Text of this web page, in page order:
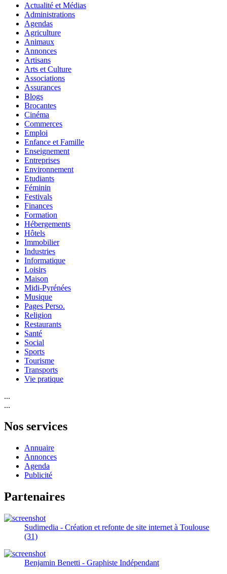
Actualité et Médias
Administrations
Agendas
Agriculture
Animaux
Annonces
Artisans
Arts et Culture
Associations
Assurances
Blogs
Brocantes
Cinéma
Commerces
Emploi
Enfance et Famille
Enseignement
Entreprises
Environnement
Etudiants
Féminin
Festivals
Finances
Formation
Hébergements
Hôtels
Immobilier
Industries
Informatique
Loisirs
Maison
Midi-Pyrénées
Musique
Pages Perso.
Religion
Restaurants
Santé
Social
Sports
Tourisme
Transports
Vie pratique
...
...
Nos services
Annuaire
Annonces
Agenda
Publicité
Partenaires
Sudimedia - Création et refonte de site internet à Toulouse
(31)
Benjamin Benetti - Graphiste Indépendant